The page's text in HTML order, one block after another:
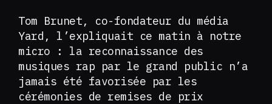
Tom Brunet, co-fondateur du média
Yard, l’expliquait ce matin à notre
micro : la reconnaissance des
musiques rap par le grand public n’a
jamais été favorisée par les
cérémonies de remises de prix